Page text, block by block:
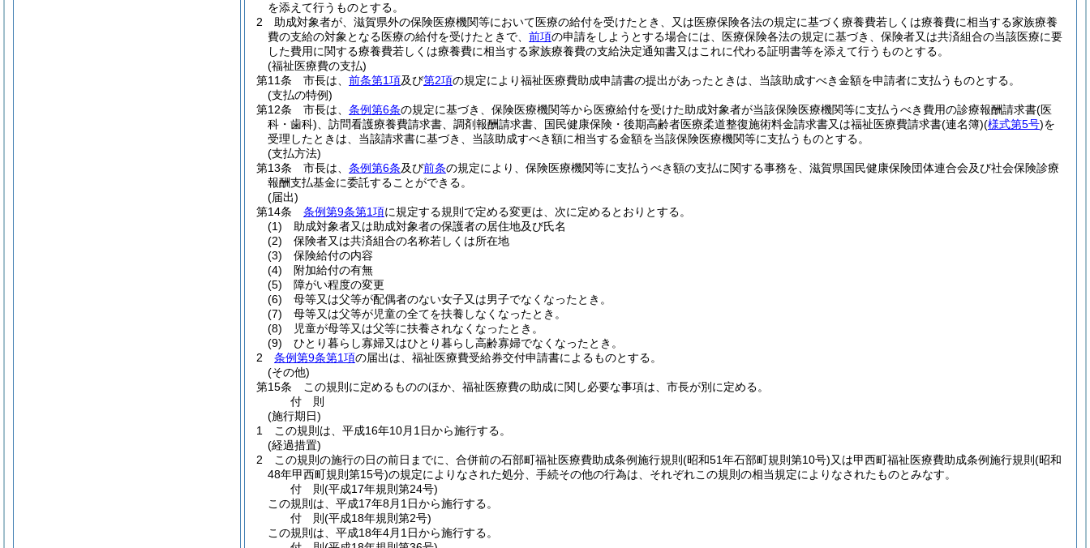
を添えて行うものとする。
2
助成対象者が、滋賀県外の保険医療機関等において医療の給付を受けたとき、又は医療保険各法の規定に基づく療養費若しくは療養費に相当する家族療養
費の支給の対象となる医療の給付を受けたときで、 前項の申請をしようとする場合には、医療保険各法の規定に基づき、保険者又は共済組合の当該医療に要
した費用に関する療養費若しくは療養費に相当する家族療養費の支給決定通知書又はこれに代わる証明書等を添えて行うものとする。
(福祉医療費の支払)
第11条
市長は、 前条第1項及び第2項の規定により福祉医療費助成申請書の提出があったときは、当該助成すべき金額を申請者に支払うものとする。
(支払の特例)
第12条
市長は、 条例第6条の規定に基づき、保険医療機関等から医療給付を受けた助成対象者が当該保険医療機関等に支払うべき費用の診療報酬請求書(医
科・歯科) 、訪問看護療養費請求書、調剤報酬請求書、国民健康保険・後期高齢者医療柔道整復施術料金請求書又は福祉医療費請求書(連名簿)(様式第5号)を
受理したときは、当該請求書に基づき、当該助成すべき額に相当する金額を当該保険医療機関等に支払うものとする。
(支払方法)
第13条
市長は、 条例第6条及び前条の規定により、保険医療機関等に支払うべき額の支払に関する事務を、滋賀県国民健康保険団体連合会及び社会保険診療
報酬支払基金に委託することができる。
(届出)
第14条
条例第9条第1項に規定する規則で定める変更は、次に定めるとおりとする。
(1)
助成対象者又は助成対象者の保護者の居住地及び氏名
(2)
保険者又は共済組合の名称若しくは所在地
(3)
保険給付の内容
(4)
附加給付の有無
(5)
障がい程度の変更
(6)
母等又は父等が配偶者のない女子又は男子でなくなったとき。
(7)
母等又は父等が児童の全てを扶養しなくなったとき。
(8)
児童が母等又は父等に扶養されなくなったとき。
(9)
ひとり暮らし寡婦又はひとり暮らし高齢寡婦でなくなったとき。
2
条例第9条第1項の届出は、福祉医療費受給券交付申請書によるものとする。
(その他)
第15条
この規則に定めるもののほか、福祉医療費の助成に関し必要な事項は、市長が別に定める。
付 則
(施行期日)
1
この規則は、平成16年10月1日から施行する。
(経過措置)
2
この規則の施行の日の前日までに、合併前の石部町福祉医療費助成条例施行規則 (昭和51年石部町規則第10号)又は甲西町福祉医療費助成条例施行規則 (昭和
48年甲西町規則第15号)の規定によりなされた処分、手続その他の行為は、それぞれこの規則の相当規定によりなされたものとみなす。
付 則(平成17年規則第24号)
この規則は、平成17年8月1日から施行する。
付 則(平成18年規則第2号)
この規則は、平成18年4月1日から施行する。